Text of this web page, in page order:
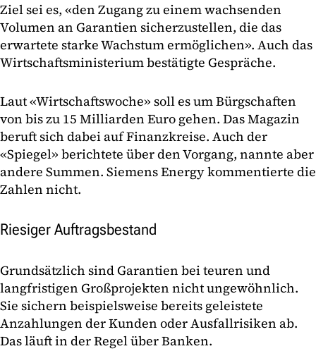
Ziel sei es, «den Zugang zu einem wachsenden
Volumen an Garantien sicherzustellen, die das
erwartete starke Wachstum ermöglichen». Auch das
Wirtschaftsministerium bestätigte Gespräche.
Laut «Wirtschaftswoche» soll es um Bürgschaften
von bis zu 15 Milliarden Euro gehen. Das Magazin
beruft sich dabei auf Finanzkreise. Auch der
«Spiegel» berichtete über den Vorgang, nannte aber
andere Summen. Siemens Energy kommentierte die
Zahlen nicht.
Riesiger Auftragsbestand
Grundsätzlich sind Garantien bei teuren und
langfristigen Großprojekten nicht ungewöhnlich.
Sie sichern beispielsweise bereits geleistete
Anzahlungen der Kunden oder Ausfallrisiken ab.
Das läuft in der Regel über Banken.